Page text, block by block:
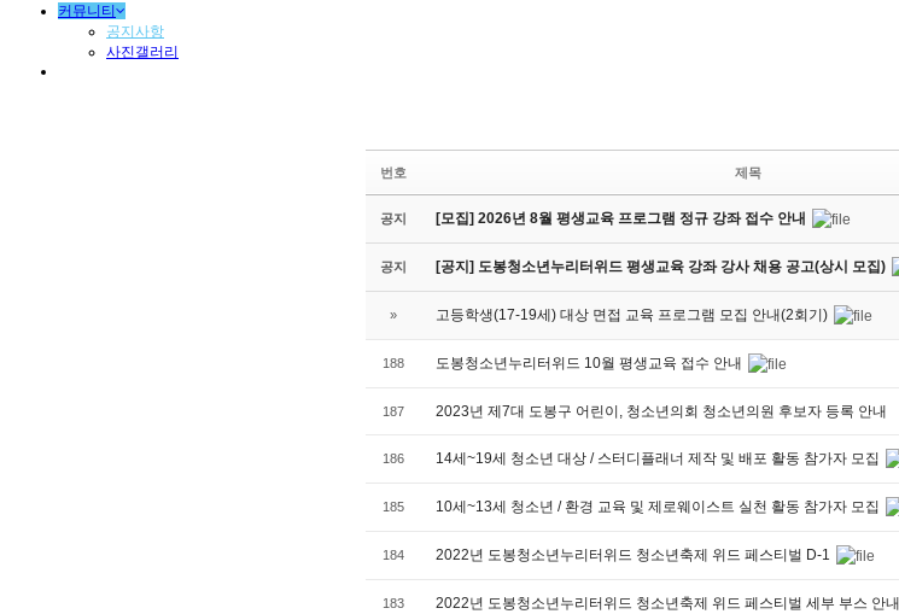
번호 제목
공지 [모집] 2026년 8월 평생교육 프로그램 정규 강좌 접수 안내
공지 [공지] 도봉청소년누리터위드 평생교육 강좌 강사 채용 공고(상시 모집)
» 고등학생(17-19세) 대상 면접 교육 프로그램 모집 안내(2회기)
188 도봉청소년누리터위드 10월 평생교육 접수 안내
187 2023년 제7대 도봉구 어린이, 청소년의회 청소년의원 후보자 등록 안내
186 14세~19세 청소년 대상 / 스터디플래너 제작 및 배포 활동 참가자 모집
185 10세~13세 청소년 / 환경 교육 및 제로웨이스트 실천 활동 참가자 모집
184 2022년 도봉청소년누리터위드 청소년축제 위드 페스티벌 D-1
183 2022년 도봉청소년누리터위드 청소년축제 위드 페스티벌 세부 부스 안내
커뮤니티
공지사항
사진갤러리